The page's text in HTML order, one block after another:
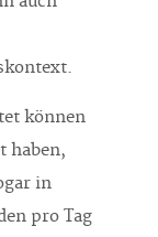
können
haben,
in
pro Tag